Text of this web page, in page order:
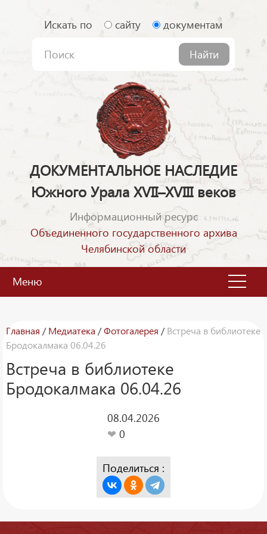
Искать по сайту документам
Найти
ДОКУМЕНТАЛЬНОЕ НАСЛЕДИЕ
Южного Урала XVII–XVIII веков
Информационный ресурс
Объединенного государственного архива
Челябинской области
Меню
Главная /Медиатека /Фотогалерея /Встреча в библиотеке
Бродокалмака 06.04.26
Встреча в библиотеке
Бродокалмака 06.04.26
08.04.2026
❤ 0
Поделиться :